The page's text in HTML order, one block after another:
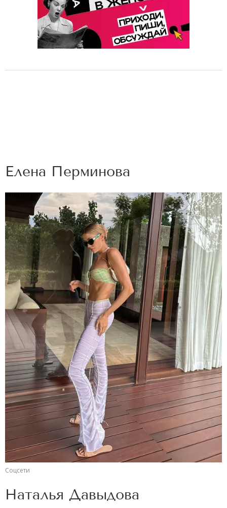
Елена Перминова
Соцсети
Наталья Давыдова